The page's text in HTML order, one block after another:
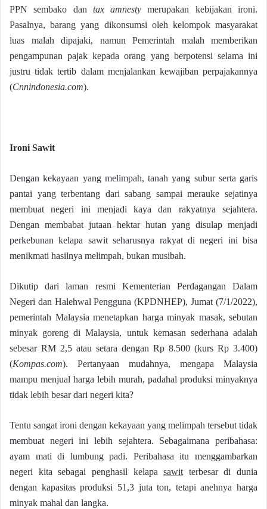
PPN sembako dan tax amnesty merupakan kebijakan ironi.
Pasalnya, barang yang dikonsumsi oleh kelompok masyarakat
luas malah dipajaki, namun Pemerintah malah memberikan
pengampunan pajak kepada orang yang berpotensi selama ini
justru tidak tertib dalam menjalankan kewajiban perpajakannya
(Cnnindonesia.com).
Ironi Sawit
Dengan kekayaan yang melimpah, tanah yang subur serta garis
pantai yang terbentang dari sabang sampai merauke sejatinya
membuat negeri ini menjadi kaya dan rakyatnya sejahtera.
Dengan membabat jutaan hektar hutan yang disulap menjadi
perkebunan kelapa sawit seharusnya rakyat di negeri ini bisa
menikmati hasilnya melimpah, bukan musibah.
Dikutip dari laman resmi Kementerian Perdagangan Dalam
Negeri dan Halehwal Pengguna (KPDNHEP), Jumat (7/1/2022),
pemerintah Malaysia menetapkan harga minyak masak, sebutan
minyak goreng di Malaysia, untuk kemasan sederhana adalah
sebesar RM 2,5 atau setara dengan Rp 8.500 (kurs Rp 3.400)
(Kompas.com). Pertanyaan mudahnya, mengapa Malaysia
mampu menjual harga lebih murah, padahal produksi minyaknya
tidak lebih besar dari negeri kita?
Tentu sangat ironi dengan kekayaan yang melimpah tersebut tidak
membuat negeri ini lebih sejahtera. Sebagaimana peribahasa:
ayam mati di lumbung padi. Peribahasa itu menggambarkan
negeri kita sebagai penghasil kelapasawit terbesar di dunia
dengan kapasitas produksi 51,3 juta ton, tetapi anehnya harga
minyak mahal dan langka.